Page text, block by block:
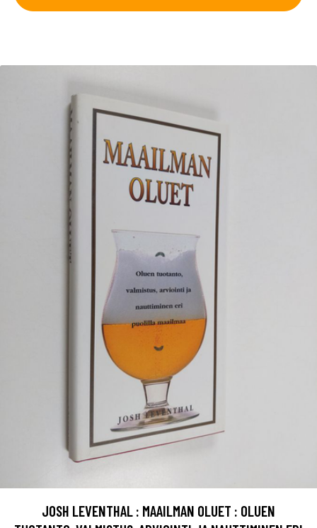
JOSH LEVENTHAL : MAAILMAN OLUET : OLUEN